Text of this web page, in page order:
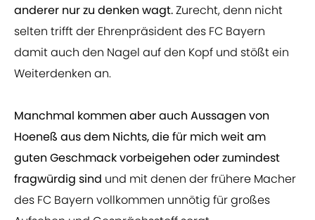
anderer nur zu denken wagt.Zurecht, denn nicht
selten trifft der Ehrenpräsident des FC Bayern
damit auch den Nagel auf den Kopf und stößt ein
Weiterdenken an.
Manchmal kommen aber auch Aussagen von
Hoeneß aus dem Nichts, die für mich weit am
guten Geschmack vorbeigehen oder zumindest
fragwürdig sind und mit denen der frühere Macher
des FC Bayern vollkommen unnötig für großes